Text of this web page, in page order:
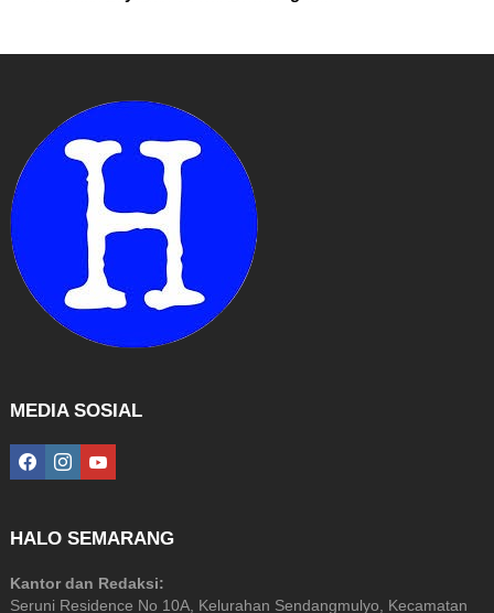
MEDIA SOSIAL
facebookinstagramyoutube
HALO SEMARANG
Kantor dan Redaksi:
Seruni Residence No 10A, Kelurahan Sendangmulyo, Kecamatan